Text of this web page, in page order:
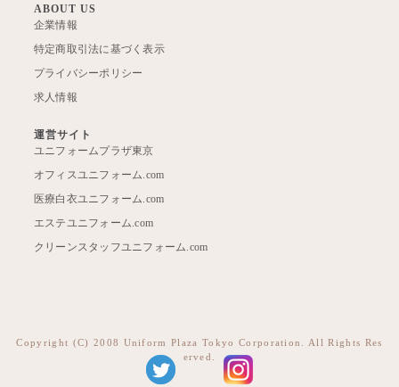
ABOUT US
企業情報
特定商取引法に基づく表示
プライバシーポリシー
求人情報
運営サイト
ユニフォームプラザ東京
オフィスユニフォーム.com
医療白衣ユニフォーム.com
エステユニフォーム.com
クリーンスタッフユニフォーム.com
Copyright (C) 2008 Uniform Plaza Tokyo Corporation. All Rights Res
erved.